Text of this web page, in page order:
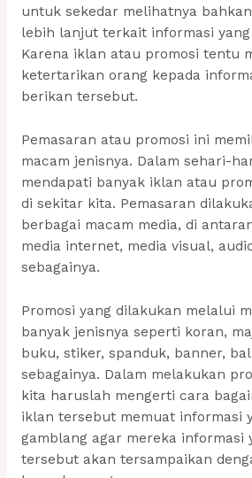
untuk sekedar melihatnya
lebih lanjut terkait informasi
Karena iklan atau promosi tentu
ketertarikan orang kepada
berikan tersebut.
Pemasaran atau promosi ini
macam jenisnya. Dalam sehari-
mendapati banyak iklan atau
di sekitar kita. Pemasaran
berbagai macam media, di
media internet, media visual,
sebagainya.
Promosi yang dilakukan melalui
banyak jenisnya seperti koran,
buku, stiker, spanduk, banner,
sebagainya. Dalam melakukan
kita haruslah mengerti cara
iklan tersebut memuat informasi
gamblang agar mereka informasi
tersebut akan tersampaikan